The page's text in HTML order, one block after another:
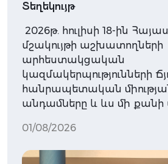
Տեղեկույթ
2026թ. հուլիսի 18-ին
մշակույթի աշխատողների
արհեստակցական
կազմակերպությունների
հանրապետական
անդամները և ևս մի քանի
01/08/2026